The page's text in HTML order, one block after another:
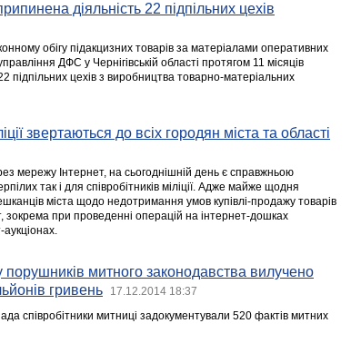
діяльність 22 підпільних цехів
обігу підакцизних товарів за матеріалами оперативних
ДФС у Чернігівській області протягом 11 місяців
підпільних цехів з виробництва товарно-матеріальних
звертаються до всіх городян міста та області
мережу Інтернет, на сьогоднішній день є справжньою
так і для співробітників міліції. Адже майже щодня
міста щодо недотримання умов купівлі-продажу товарів
зокрема при проведенні операцій на інтернет-дошках
порушників митного законодавства вилучено
гривень
17.12.2014 18:37
співробітники митниці задокументували 520 фактів митних